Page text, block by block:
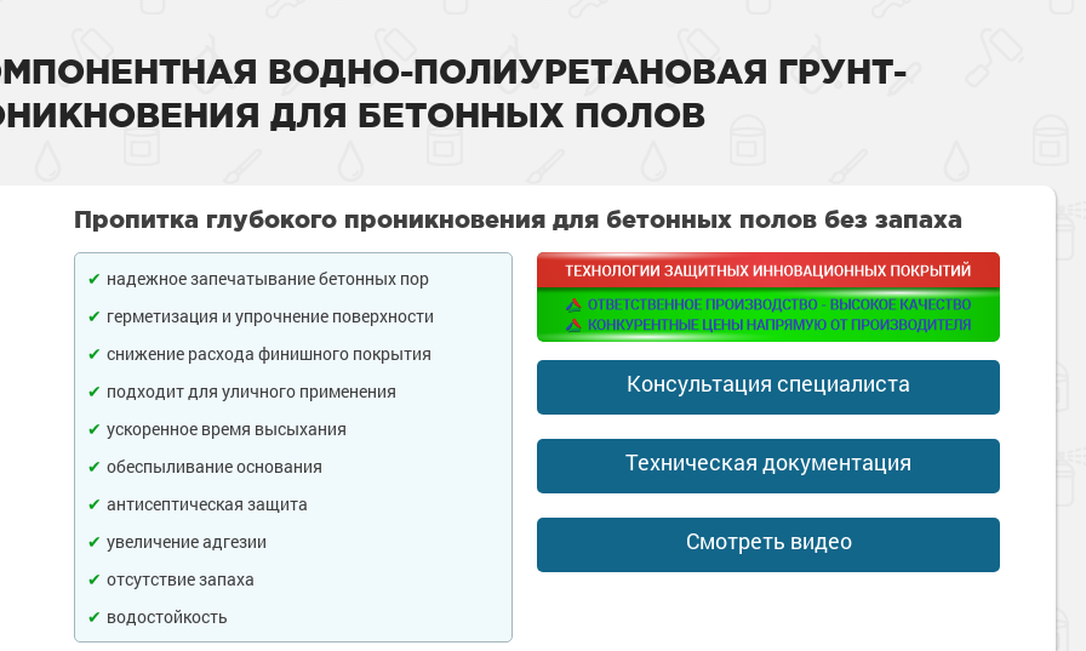
наливные
металлу
металла
грунт-краски
эмали
товары
дерева
товары
товары
и потолков
для бассейна
товары
товары
товары
ВОДНО-ПОЛИУРЕТАНОВАЯ ГРУНТ-
ДЛЯ БЕТОННЫХ ПОЛОВ
Пропитка глубокого проникновения для бетонных полов без запаха
надежное запечатывание бетонных пор
герметизация и упрочнение поверхности
снижение расхода финишного покрытия
подходит для уличного применения
ускоренное время высыхания
обеспыливание основания
антисептическая защита
увеличение адгезии
отсутствие запаха
водостойкость
Консультация специалиста
Техническая документация
Смотреть видео